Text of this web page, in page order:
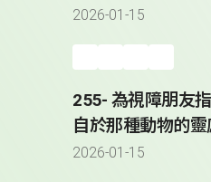
2026-01-15
255- 為視障朋友
自於那種動物的靈
2026-01-15